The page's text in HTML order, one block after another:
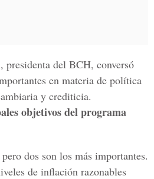
del BCH, conversó
en materia de política
y crediticia.
objetivos del programa
dos son los más importantes.
de inflación razonables